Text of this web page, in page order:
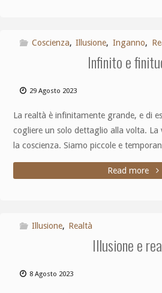
Coscienza, Illusione, Inganno,
Infinito e
29 Agosto 2023
La realtà è infinitamente grande, e di
cogliere un solo dettaglio alla volta.
la coscienza. Siamo piccole e
Read more
Illusione, Realtà
Illusione e
8 Agosto 2023